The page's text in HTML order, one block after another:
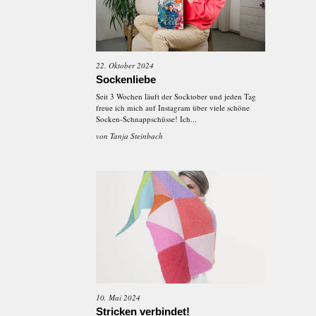
22. Oktober 2024
Sockenliebe
Seit 3 Wochen läuft der Socktober und jeden Tag
freue ich mich auf Instagram über viele schöne
Socken-Schnappschüsse! Ich...
von Tanja Steinbach
10. Mai 2024
Stricken verbindet!